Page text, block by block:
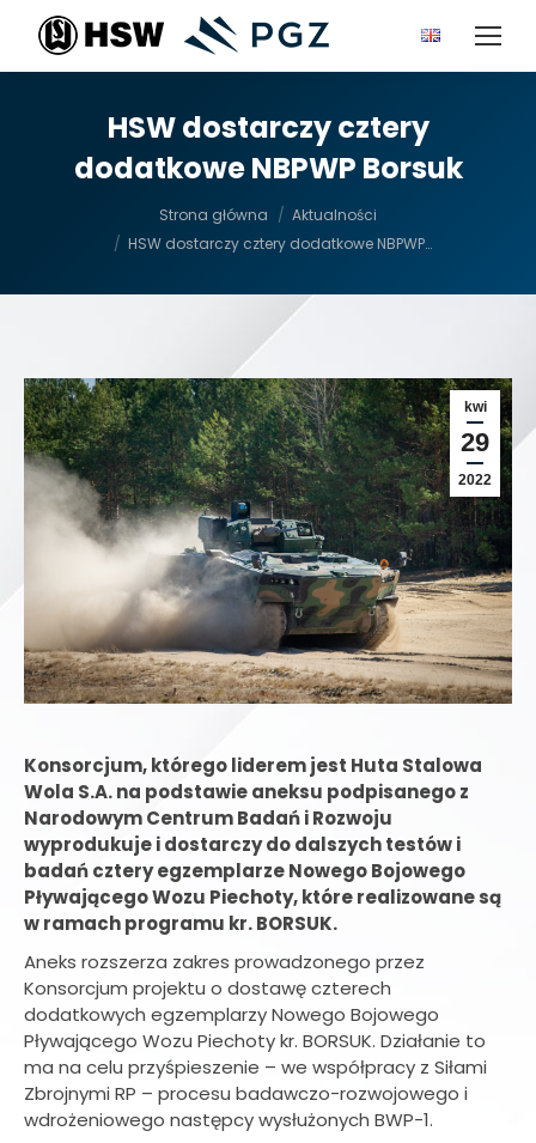
HSW dostarczy cztery
dodatkowe NBPWP Borsuk
Strona główna
Aktualności
HSW dostarczy cztery dodatkowe NBPWP…
kwi
29
2022
Konsorcjum, którego liderem jest Huta Stalowa
Wola S.A. na podstawie aneksu podpisanego z
Narodowym Centrum Badań i Rozwoju
wyprodukuje i dostarczy do dalszych testów i
badań cztery egzemplarze Nowego Bojowego
Pływającego Wozu Piechoty, które realizowane są
w ramach programu kr. BORSUK.
Aneks rozszerza zakres prowadzonego przez
Konsorcjum projektu o dostawę czterech
dodatkowych egzemplarzy Nowego Bojowego
Pływającego Wozu Piechoty kr. BORSUK. Działanie to
ma na celu przyśpieszenie – we współpracy z Siłami
Zbrojnymi RP – procesu badawczo-rozwojowego i
wdrożeniowego następcy wysłużonych BWP-1.